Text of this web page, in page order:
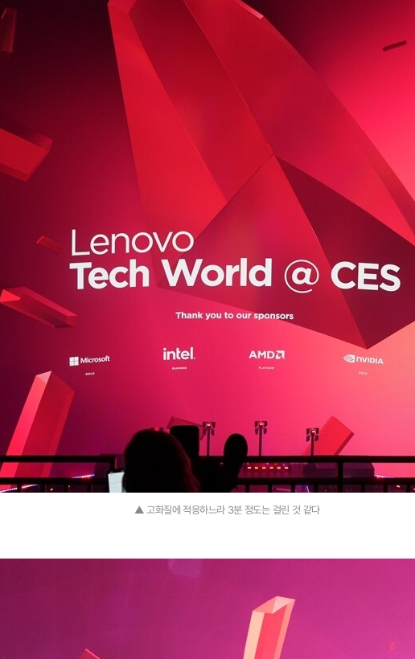
▲ 고화질에 적응하느라 3분 정도는 걸린 것 같다